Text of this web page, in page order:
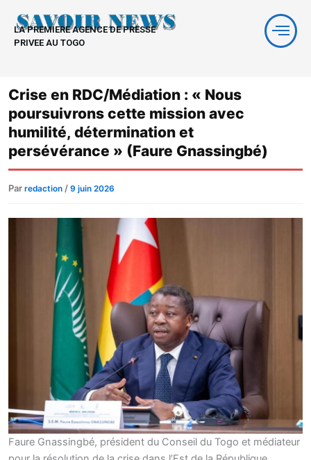
contenu
LA PREMIERE AGENCE DE PRESSE
PRIVEE AU TOGO
Crise en RDC/Médiation : « Nous
poursuivrons cette mission avec
humilité, détermination et
persévérance » (Faure Gnassingbé)
Par redaction / 9 juin 2026
Faure Gnassingbé, président du Conseil du Togo et médiateur